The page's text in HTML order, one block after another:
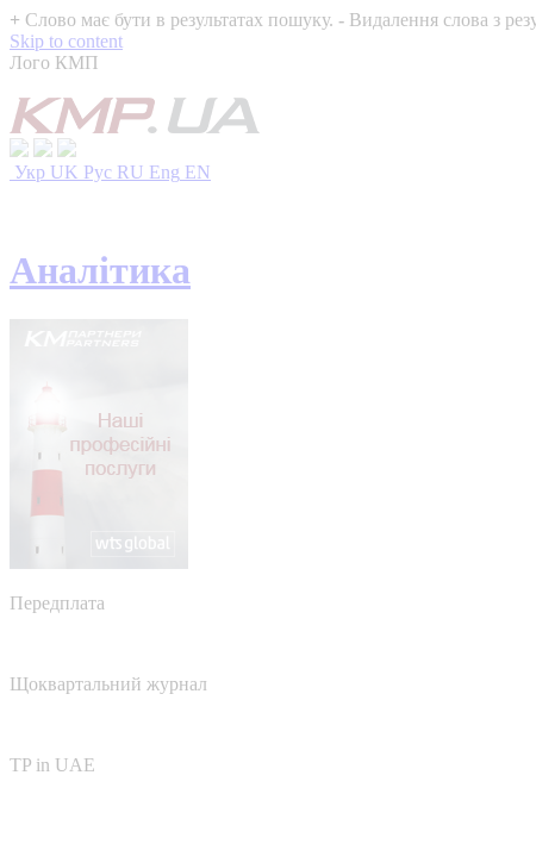
+ Слово має бути в результатах пошуку. - Видалення слова з
Skip to content
Лого КМП
Укр UK Рус RU Eng EN
Аналітика
Передплата
Щоквартальний журнал
TP in UAE